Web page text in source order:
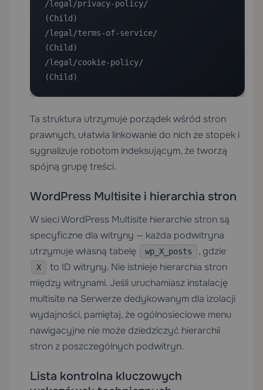
/legal/privacy-policy/
(Child)
/legal/terms-of-service/
(Child)
/legal/cookie-policy/
(Child)
Ta struktura utrzymuje porządek wśród stron
prawnych, ułatwia linkowanie do nich ze stopek i
sygnalizuje robotom indeksującym, że tworzą
spójną grupę treści.
WordPress Multisite i hierarchia stron
W sieci WordPress Multisite hierarchie stron są
specyficzne dla witryny — każda podwitryna
utrzymuje własną tabelę
wp_X_posts , gdzie
X
to ID witryny. Nie istnieje hierarchia stron
między witrynami. Jeśli uruchamiasz instalację
multisite na Serwerze dedykowanym dla izolacji
wydajności, pamiętaj, że ogólnosieciowe menu
nawigacyjne nie może dziedziczyć hierarchii
stron z poszczególnych podwitryn.
Lista kontrolna kluczowych